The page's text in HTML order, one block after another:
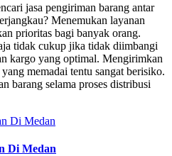
jasa pengiriman barang antar
Menemukan layanan
prioritas bagi banyak orang.
tidak cukup jika tidak diimbangi
kargo yang optimal. Mengirimkan
memadai tentu sangat berisiko.
barang selama proses distribusi
Di Medan